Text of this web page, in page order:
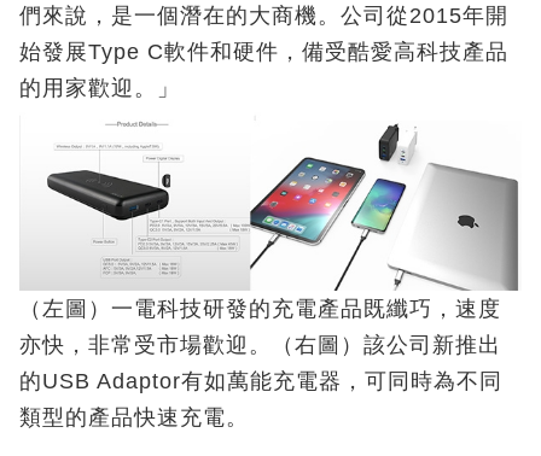
們來說，是一個潛在的大商機。公司從2015年開
始發展Type C軟件和硬件，備受酷愛高科技產品
的用家歡迎。」
（左圖）一電科技研發的充電產品既纖巧，速度
亦快，非常受市場歡迎。（右圖）該公司新推出
的USB Adaptor有如萬能充電器，可同時為不同
類型的產品快速充電。